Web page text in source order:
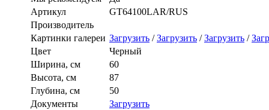
Артикул
GT64100LAR/RUS
Производитель
Картинки галереи Загрузить /Загрузить /Загрузить /
Цвет
Черный
Ширина, см
60
Высота, см
87
Глубина, см
50
Документы
Загрузить